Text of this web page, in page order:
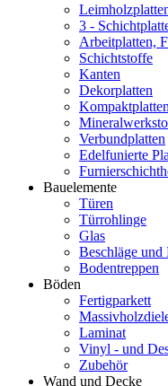
3 -
Arbeitplatten,
Schichtstoffe
Kanten
Dekorplatten
Kompaktplatten
Verbundplatten
Edelfunierte
Bauelemente
Türen
Türrohlinge
Glas
Beschläge und
Bodentreppen
Böden
Fertigparkett
Laminat
Vinyl - und
Zubehör
Wand und Decke